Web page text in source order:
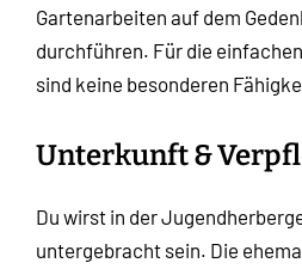
Gartenarbeiten auf dem
durchführen. Für die
sind keine besonderen
Unterkunft &
Du wirst in der
untergebracht sein. Die